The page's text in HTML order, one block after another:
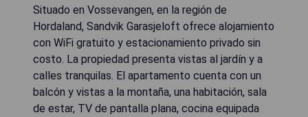
Situado en Vossevangen, en la región de
Hordaland, Sandvik Garasjeloft ofrece alojamiento
con WiFi gratuito y estacionamiento privado sin
costo. La propiedad presenta vistas al jardín y a
calles tranquilas. El apartamento cuenta con un
balcón y vistas a la montaña, una habitación, sala
de estar, TV de pantalla plana, cocina equipada